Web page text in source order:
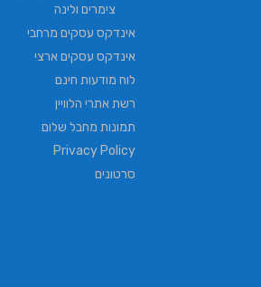
צימרים ולינה
אינדקס עסקים מרחבי
אינדקס עסקים ארצי
לוח מודעות חינם
רשת אתרי הלוויין
תמונות מחבל שלום
Privacy Policy
סרטונים